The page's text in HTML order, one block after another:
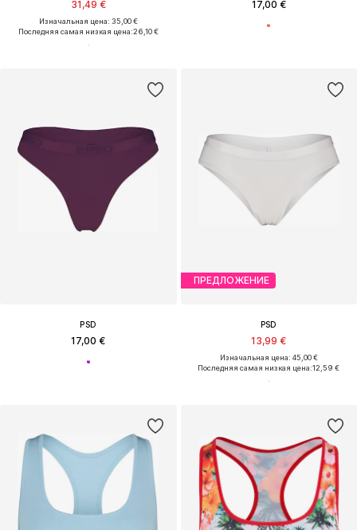
31,49 €
Изначальная цена: 35,00 €
Последняя самая низкая цена:26,10 €
17,00 €
PSD
17,00 €
ПРЕДЛОЖЕНИЕ
PSD
13,99 €
Изначальная цена: 45,00 €
Последняя самая низкая цена:12,59 €